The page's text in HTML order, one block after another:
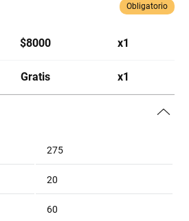
Obligatorio
$8000 x1
Gratis x1
275
20
60